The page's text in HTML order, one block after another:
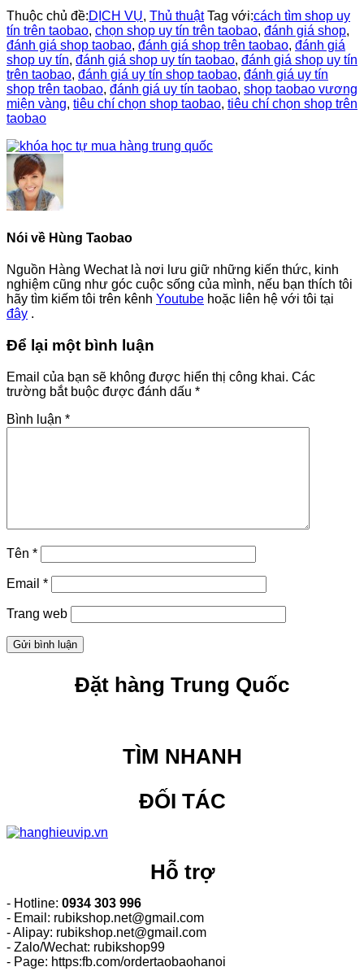
Thuộc chủ đề:DỊCH VỤ, Thủ thuật Tag với:cách tìm shop uy
tín trên taobao, chọn shop uy tín trên taobao, đánh giá shop,
đánh giá shop taobao, đánh giá shop trên taobao, đánh giá
shop uy tín, đánh giá shop uy tín taobao, đánh giá shop uy tín
trên taobao, đánh giá uy tín shop taobao, đánh giá uy tín
shop trên taobao, đánh giá uy tín taobao, shop taobao vương
miện vàng, tiêu chí chọn shop taobao, tiêu chí chọn shop trên
taobao
Nói về Hùng Taobao
Nguồn Hàng Wechat là nơi lưu giữ những kiến thức, kinh
nghiệm cũng như góc cuộc sống của mình, nếu bạn thích tôi
hãy tìm kiếm tôi trên kênh Youtube hoặc liên hệ với tôi tại
đây .
Reader
Interactions
Để lại một bình luận
Email của bạn sẽ không được hiển thị công khai. Các
trường bắt buộc được đánh dấu *
Bình luận *
Tên *
Email *
Trang web
SidebarĐặt hàng Trung Quốc
TÌM NHANH
ĐỐI TÁC
Hỗ trợ
- Hotline: 0934 303 996
- Email: rubikshop.net@gmail.com
- Alipay: rubikshop.net@gmail.com
- Zalo/Wechat: rubikshop99
- Page: https:fb.com/ordertaobaohanoi